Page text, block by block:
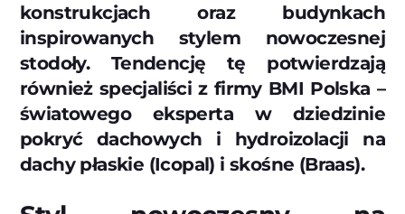
konstrukcjach oraz budynkach
inspirowanych stylem nowoczesnej
stodoły. Tendencję tę potwierdzają
również specjaliści z firmy BMI Polska –
światowego eksperta w dziedzinie
pokryć dachowych i hydroizolacji na
dachy płaskie (Icopal) i skośne (Braas).